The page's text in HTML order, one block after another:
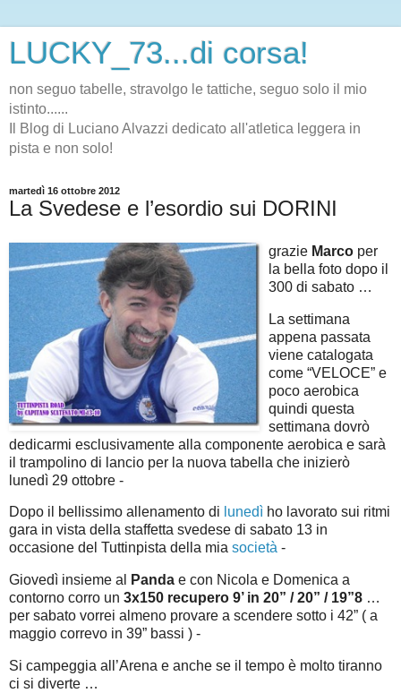
LUCKY_73...di corsa!
non seguo tabelle, stravolgo le tattiche, seguo solo il mio
istinto......
Il Blog di Luciano Alvazzi dedicato all'atletica leggera in
pista e non solo!
martedì 16 ottobre 2012
La Svedese e l’esordio sui DORINI
grazie Marco per
la bella foto dopo il
300 di sabato …
La settimana
appena passata
viene catalogata
come “VELOCE” e
poco aerobica
quindi questa
settimana dovrò
dedicarmi esclusivamente alla componente aerobica e sarà
il trampolino di lancio per la nuova tabella che inizierò
lunedì 29 ottobre -
Dopo il bellissimo allenamento di lunedì ho lavorato sui ritmi
gara in vista della staffetta svedese di sabato 13 in
occasione del Tuttinpista della mia società -
Giovedì insieme al Panda e con Nicola e Domenica a
contorno corro un 3x150 recupero 9’ in 20” / 20” / 19”8 …
per sabato vorrei almeno provare a scendere sotto i 42” ( a
maggio correvo in 39” bassi ) -
Si campeggia all’Arena e anche se il tempo è molto tiranno
ci si diverte …